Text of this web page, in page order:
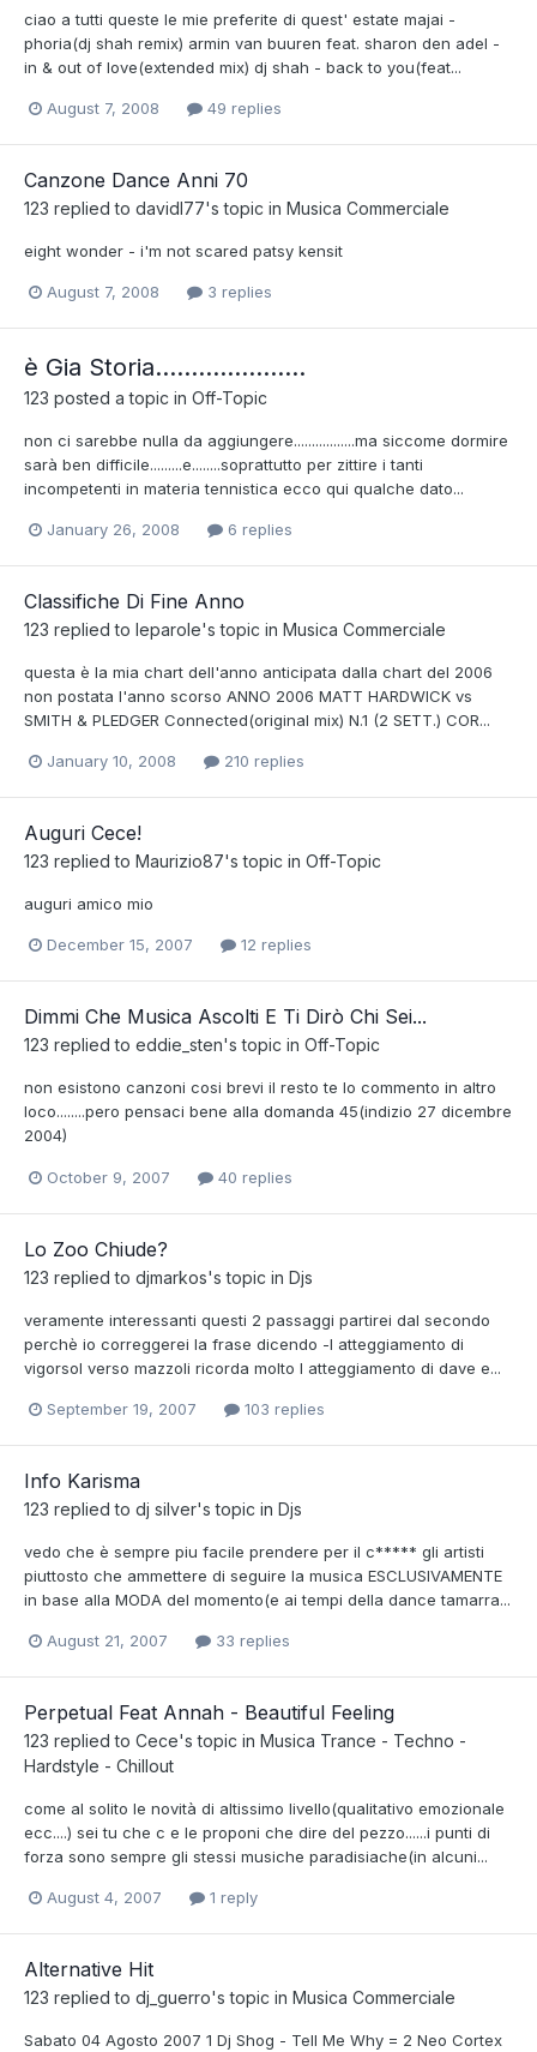
ciao a tutti queste le mie preferite di quest' estate majai -
phoria(dj shah remix) armin van buuren feat. sharon den adel -
in & out of love(extended mix) dj shah - back to you(feat...
August 7, 2008 49 replies
Canzone Dance Anni 70
123 replied to davidl77's topic in Musica Commerciale
eight wonder - i'm not scared patsy kensit
August 7, 2008 3 replies
è Gia Storia.....................
123 posted a topic in Off-Topic
non ci sarebbe nulla da aggiungere.................ma siccome dormire
sarà ben difficile.........e........soprattutto per zittire i tanti
incompetenti in materia tennistica ecco qui qualche dato...
January 26, 2008 6 replies
Classifiche Di Fine Anno
123 replied to leparole's topic in Musica Commerciale
questa è la mia chart dell'anno anticipata dalla chart del 2006
non postata l'anno scorso ANNO 2006 MATT HARDWICK vs
SMITH & PLEDGER Connected(original mix) N.1 (2 SETT.) COR...
January 10, 2008 210 replies
Auguri Cece!
123 replied to Maurizio87's topic in Off-Topic
auguri amico mio
December 15, 2007 12 replies
Dimmi Che Musica Ascolti E Ti Dirò Chi Sei...
123 replied to eddie_sten's topic in Off-Topic
non esistono canzoni cosi brevi il resto te lo commento in altro
loco........pero pensaci bene alla domanda 45(indizio 27 dicembre
2004)
October 9, 2007 40 replies
Lo Zoo Chiude?
123 replied to djmarkos's topic in Djs
veramente interessanti questi 2 passaggi partirei dal secondo
perchè io correggerei la frase dicendo -l atteggiamento di
vigorsol verso mazzoli ricorda molto l atteggiamento di dave e...
September 19, 2007 103 replies
Info Karisma
123 replied to dj silver's topic in Djs
vedo che è sempre piu facile prendere per il c***** gli artisti
piuttosto che ammettere di seguire la musica ESCLUSIVAMENTE
in base alla MODA del momento(e ai tempi della dance tamarra...
August 21, 2007 33 replies
Perpetual Feat Annah - Beautiful Feeling
123 replied to Cece's topic in Musica Trance - Techno -
Hardstyle - Chillout
come al solito le novità di altissimo livello(qualitativo emozionale
ecc....) sei tu che c e le proponi che dire del pezzo......i punti di
forza sono sempre gli stessi musiche paradisiache(in alcuni...
August 4, 2007 1 reply
Alternative Hit
123 replied to dj_guerro's topic in Musica Commerciale
Sabato 04 Agosto 2007 1 Dj Shog - Tell Me Why = 2 Neo Cortex